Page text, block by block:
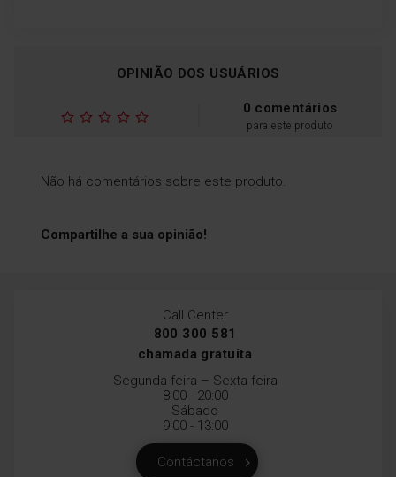
OPINIÃO DOS USUÁRIOS
0 comentários
para este produto
Não há comentários sobre este produto.
Compartilhe a sua opinião!
Call Center
800 300 581
chamada gratuita
Segunda feira – Sexta feira
8:00 - 20:00
Sábado
9:00 - 13:00
Contáctanos